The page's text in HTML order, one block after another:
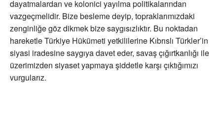
dayatmalardan ve kolonici yayılma politikalarından
vazgeçmelidir. Bize besleme deyip, topraklarımızdaki
zenginliğe göz dikmek bize saygısızlıktır. Bu noktadan
hareketle Türkiye Hükümeti yetkililerine Kıbrıslı Türkler’in
siyasi iradesine saygıya davet eder, savaş çığırtkanlığı ile
üzerimizden siyaset yapmaya şiddetle karşı çıktığımızı
vurgularız.